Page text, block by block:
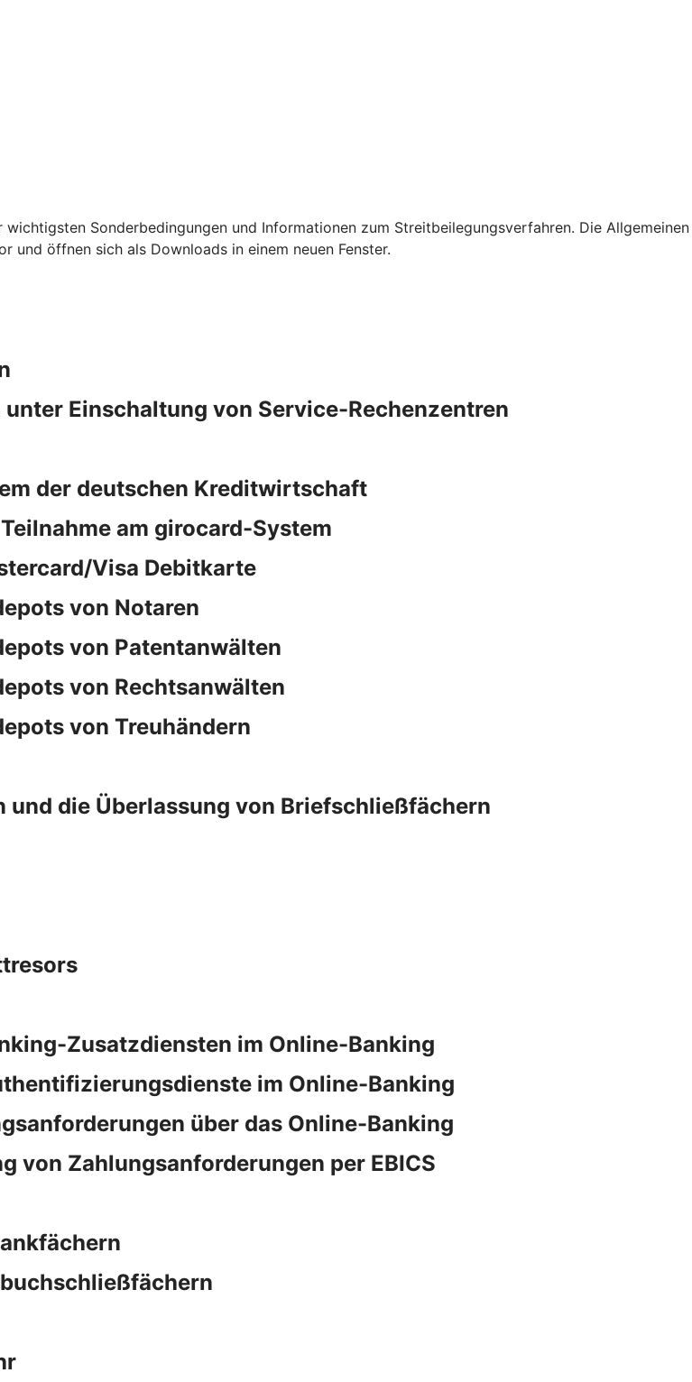
Sonderbedingungen und Informationen zum Streitbeilegungsverfahren. Die Allgemeinen
und öffnen sich als Downloads in einem neuen Fenster.
Einschaltung von Service-Rechenzentren
der deutschen Kreditwirtschaft
am girocard-System
Visa Debitkarte
von Notaren
von Patentanwälten
von Rechtsanwälten
von Treuhändern
die Überlassung von Briefschließfächern
Zusatzdiensten im Online-Banking
im Online-Banking
über das Online-Banking
von Zahlungsanforderungen per EBICS